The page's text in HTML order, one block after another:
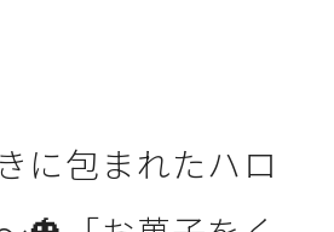
に包まれたハロ